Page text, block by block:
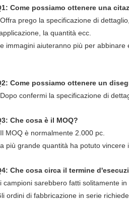
Come possiamo ottenere una
prego la specificazione di
la quantità ecc.
immagini aiuteranno più per
Come possiamo ottenere un
confermi la specificazione di
Che cosa è il MOQ?
MOQ è normalmente 2.000 pc.
più grande quantità ha potuto vincere
Che cosa circa il termine
campioni sarebbero fatti solitamente in
ordini di fabbricazione in serie